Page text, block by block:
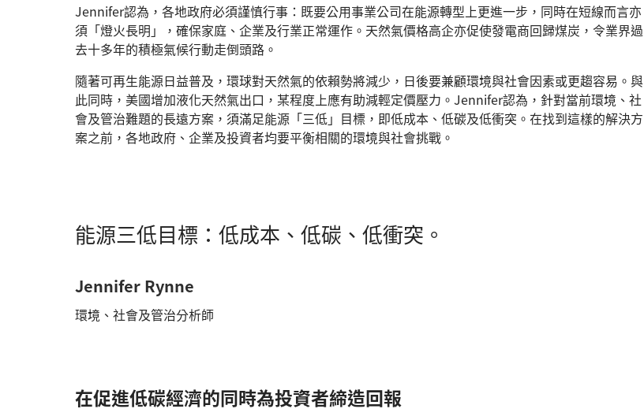
Jennifer認為，各地政府必須謹慎行事：既要公用事業公司在能源轉型上更進一步，同時在短線而言亦
須「燈火長明」，確保家庭、企業及行業正常運作。天然氣價格高企亦促使發電商回歸煤炭，令業界過
去十多年的積極氣候行動走倒頭路。
隨著可再生能源日益普及，環球對天然氣的依賴勢將減少，日後要兼顧環境與社會因素或更趨容易。與
此同時，美國增加液化天然氣出口，某程度上應有助減輕定價壓力。Jennifer認為，針對當前環境、社
會及管治難題的長遠方案，須滿足能源「三低」目標，即低成本、低碳及低衝突。在找到這樣的解決方
案之前，各地政府、企業及投資者均要平衡相關的環境與社會挑戰。
能源三低目標：低成本、低碳、低衝突。
Jennifer Rynne
環境、社會及管治分析師
在促進低碳經濟的同時為投資者締造回報